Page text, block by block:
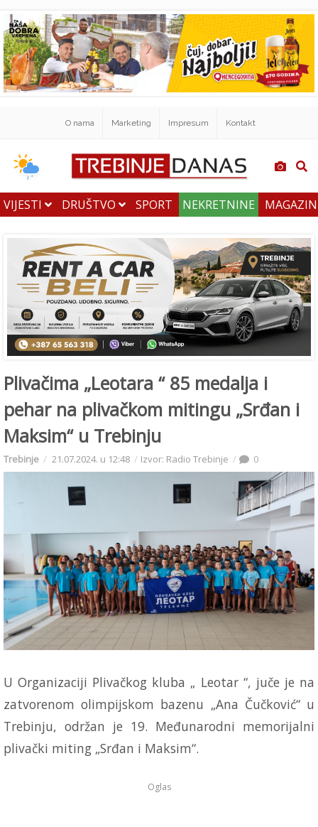
O nama Marketing Impresum Kontakt
VIJESTI DRUŠTVO SPORT NEKRETNINE
Plivačima „Leotara “ 85 medalja i
pehar na plivačkom mitingu „Srđan i
Maksim“ u Trebinju
Trebinje 21.07.2024. u 12:48 Izvor: Radio Trebinje 0
U Organizaciji Plivačkog kluba „ Leotar “, juče je na
zatvorenom olimpijskom bazenu „Ana Čučković“ u
Trebinju, održan je 19. Međunarodni memorijalni
plivački miting „Srđan i Maksim“.
Oglas